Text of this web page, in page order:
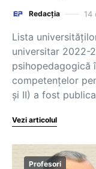
Redacția 14
Lista
universitar 2022-
psihopedagogică
competențelor
și II) a fost
Vezi articolul
Profesori